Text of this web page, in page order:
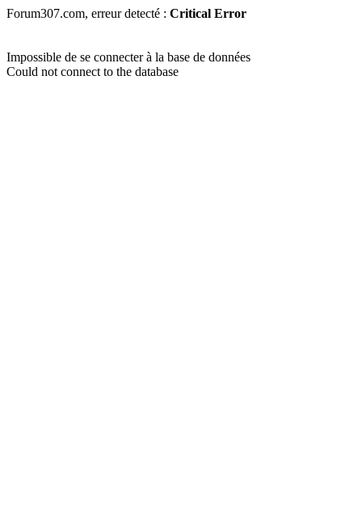
Forum307.com, erreur detecté : Critical Error
Impossible de se connecter à la base de données
Could not connect to the database